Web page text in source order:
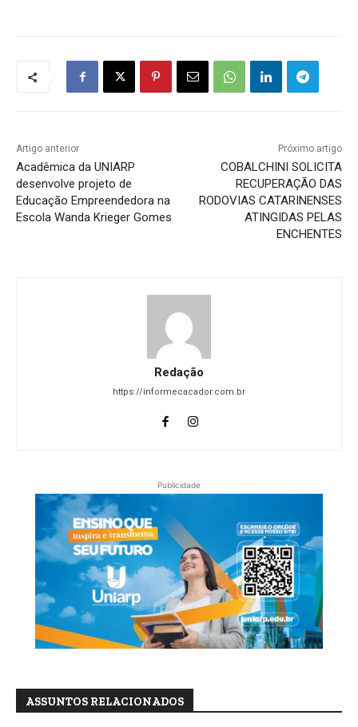
Artigo anterior
Acadêmica da UNIARP
desenvolve projeto de
Educação Empreendedora na
Escola Wanda Krieger Gomes
Próximo artigo
COBALCHINI SOLICITA
RECUPERAÇÃO DAS
RODOVIAS CATARINENSES
ATINGIDAS PELAS
ENCHENTES
Redação
https://informecacador.com.br
Publicidade
ASSUNTOS RELACIONADOS